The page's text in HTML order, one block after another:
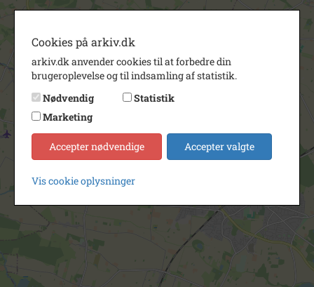
Cookies på arkiv.dk
arkiv.dk anvender cookies til at forbedre din
brugeroplevelse og til indsamling af statistik.
Nødvendig
Statistik
Marketing
Accepter nødvendige Accepter valgte
Vis cookie oplysninger